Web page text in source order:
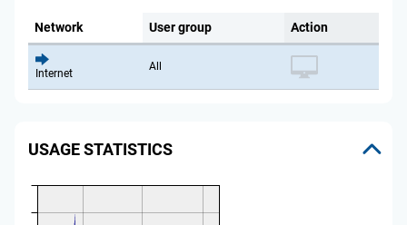
Network User group Action
Internet
All
USAGE STATISTICS